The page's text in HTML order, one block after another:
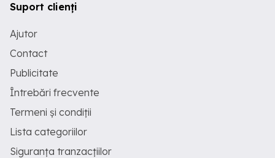
Suport clienți
Ajutor
Contact
Publicitate
Întrebări frecvente
Termeni și condiții
Lista categoriilor
Siguranța tranzacțiilor